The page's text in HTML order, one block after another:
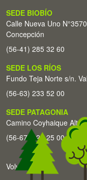
SEDE BIOBÍO
Calle Nueva Uno
Concepción
(56-41) 285 32 60
SEDE LOS RÍOS
Fundo Teja Norte s/n.
(56-63) 233 52 00
SEDE PATAGONIA
Camino Coyhaique Alto
(56-67) 226 25 00
Volver arriba